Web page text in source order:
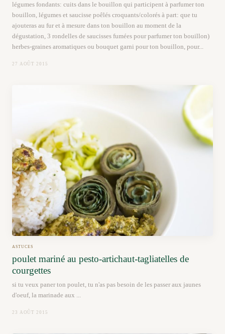
légumes fondants: cuits dans le bouillon qui participent à parfumer ton
bouillon, légumes et saucisse poêlés croquants/colorés à part: que tu
ajouteras au fur et à mesure dans ton bouillon au moment de la
dégustation, 3 rondelles de saucisses fumées pour parfumer ton bouillon)
herbes-graines aromatiques ou bouquet garni pour ton bouillon, pour...
27 AOÛT 2015
ASTUCES
poulet mariné au pesto-artichaut-tagliatelles de
courgettes
si tu veux paner ton poulet, tu n'as pas besoin de les passer aux jaunes
d'oeuf, la marinade aux ...
23 AOÛT 2015